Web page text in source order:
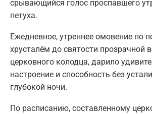
срывающийся голос проспавшего
петуха.
Ежедневное, утреннее омовение по
хрусталём до святости прозрачной
церковного колодца, дарило
настроение и способность без
глубокой ночи.
По расписанию, составленному